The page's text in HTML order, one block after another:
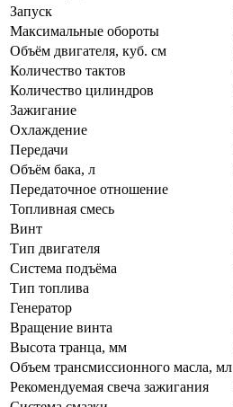
Запуск
Максимальные обороты
Объём двигателя, куб. см
Количество тактов
Количество цилиндров
Зажигание
Охлаждение
Передачи
Объём бака, л
Передаточное отношение
Топливная смесь
Винт
Тип двигателя
Система подъёма
Тип топлива
Генератор
Вращение винта
Высота транца, мм
Объем трансмиссионного масла, мл
Рекомендуемая свеча зажигания